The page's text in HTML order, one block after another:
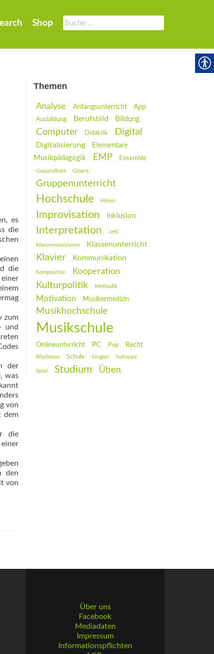
Suche
nach:
Shop
es
die
die
zum
und
der
was
von
dem
die
den
von
Themen
Analyse Anfangsunterricht
App
Ausbildung
Berufsbild Bildung
Computer Didaktik Digital
Digitalisierung
Elementare
Musikpädagogik
EMP Ensemble
Gesundheit Gitarre
Gruppenunterricht
Hochschule Hören
Improvisation Inklusion
Interpretation JeKi
Klassenmusizieren Klassenunterricht
Klavier Kommunikation
Komposition Kooperation
Kulturpolitik Methodik
Motivation Musikermedizin
Musikhochschule
Musikschule
Onlineunterricht PC Pop Recht
Rhythmus Schule Singen Software
Spiel Studium Üben
Über uns
Facebook
Mediadaten
Impressum
Informationspflichten